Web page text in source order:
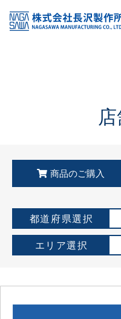
KSS加盟店・取扱店情報
店舗一覧
商品のご購入
都道府県選択
エリア選択